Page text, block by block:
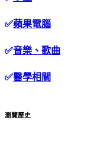
✅蘋果電腦
✅音樂、歌曲
✅醫學相關
瀏覽歷史